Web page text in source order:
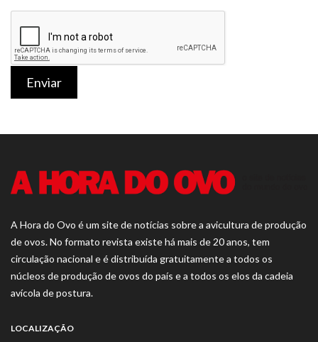
Enviar
A Hora do Ovo é um site de notícias sobre a avicultura de produção
de ovos. No formato revista existe há mais de 20 anos, tem
circulação nacional e é distribuída gratuitamente a todos os
núcleos de produção de ovos do país e a todos os elos da cadeia
avícola de postura.
LOCALIZAÇÃO